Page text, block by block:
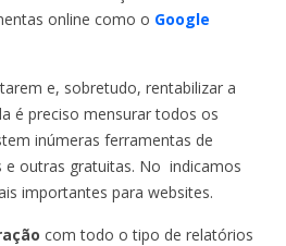
online como o Google
e, sobretudo, rentabilizar a
é preciso mensurar todos os
inúmeras ferramentas de
e outras gratuitas. No indicamos
importantes para websites.
com todo o tipo de relatórios